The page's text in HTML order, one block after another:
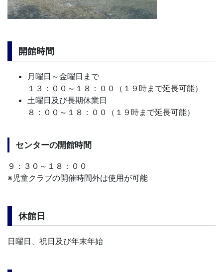
開館時間
月曜日～金曜日まで
１３：００～１８：００（１９時まで延長可能）
土曜日及び長期休業日
８：００～１８：００（１９時まで延長可能）
センターの開館時間
９：３０～１８：００
※児童クラブの開催時間外は使用が可能
休館日
日曜日、祝日及び年末年始